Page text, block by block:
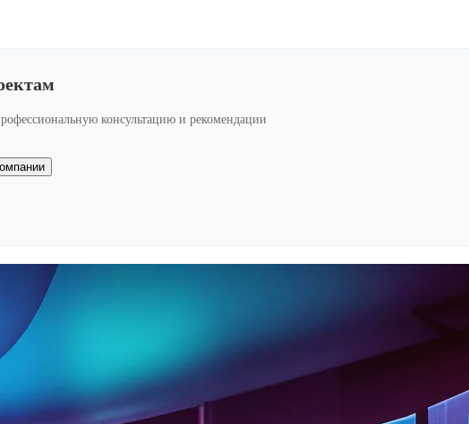
консультацию и рекомендации